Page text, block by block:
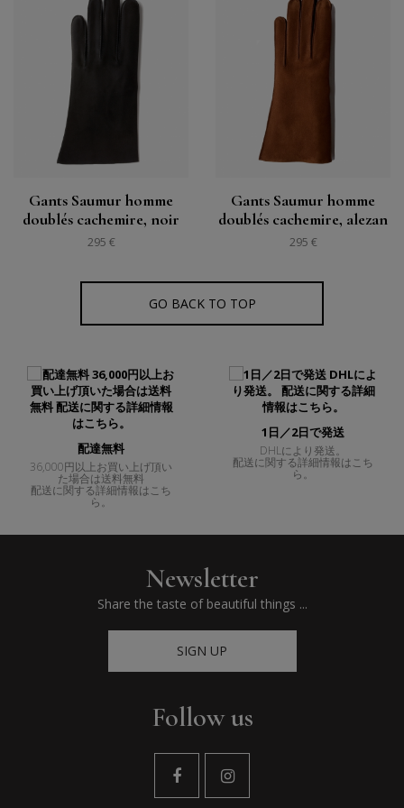
Gants Saumur homme
doublés cachemire, noir
295 €
Gants Saumur homme
doublés cachemire, alezan
295 €
GO BACK TO TOP
配達無料
36,000円以上お買い上げ頂い
た場合は送料無料
配送に関する詳細情報はこち
ら。
1日／2日で発送
DHLにより発送。
配送に関する詳細情報はこち
ら。
Newsletter
Share the taste of beautiful things ...
SIGN UP
Follow us